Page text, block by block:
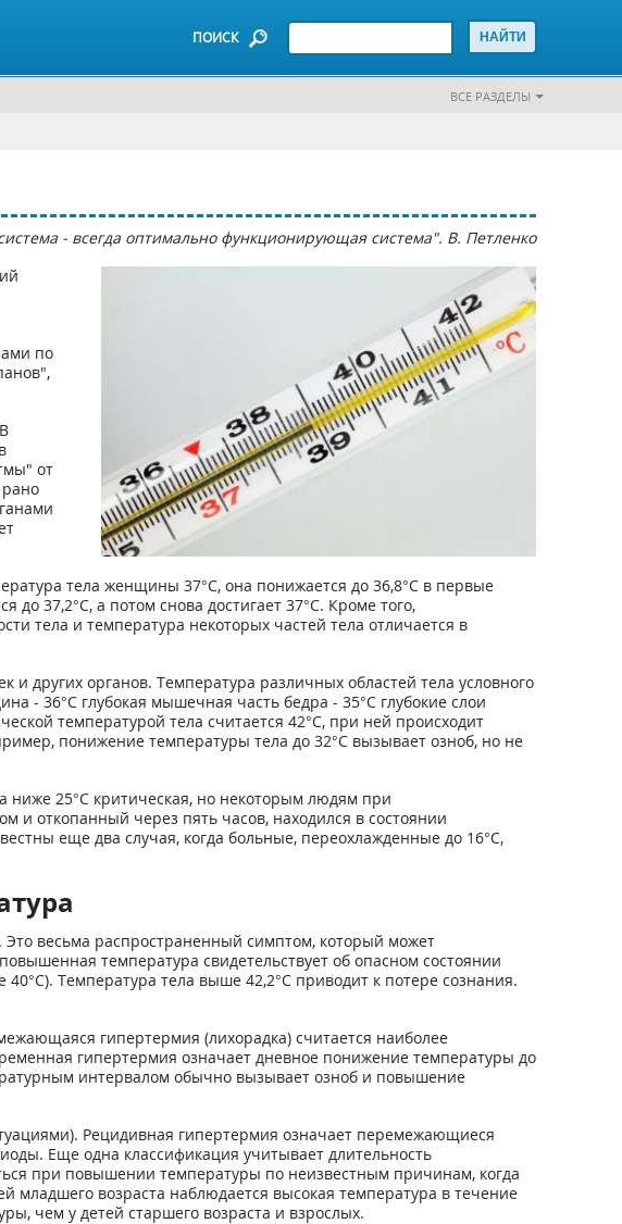
ПОИСК
ВСЕ РАЗДЕЛЫ
- всегда оптимально функционирующая система". В. Петленко
по
от
тела женщины 37°С, она понижается до 36,8°С в первые
37,2°С, а потом снова достигает 37°С. Кроме того,
тела и температура некоторых частей тела отличается в
других органов. Температура различных областей тела условного
- 36°С глубокая мышечная часть бедра - 35°С глубокие слои
температурой тела считается 42°С, при ней происходит
понижение температуры тела до 32°С вызывает озноб, но не
ниже 25°С критическая, но некоторым людям при
откопанный через пять часов, находился в состоянии
еще два случая, когда больные, переохлажденные до 16°С,
весьма распространенный симптом, который может
температура свидетельствует об опасном состоянии
Температура тела выше 42,2°С приводит к потере сознания.
гипертермия (лихорадка) считается наиболее
гипертермия означает дневное понижение температуры до
интервалом обычно вызывает озноб и повышение
Рецидивная гипертермия означает перемежающиеся
Еще одна классификация учитывает длительность
при повышении температуры по неизвестным причинам, когда
возраста наблюдается высокая температура в течение
чем у детей старшего возраста и взрослых.